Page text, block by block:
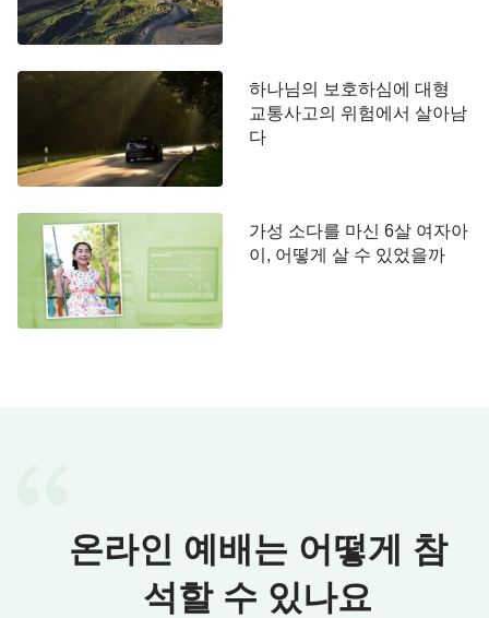
견디지 못해 결국 암세포가 퍼져 죽었다고 했습니다.
그런 말을 들으니 걱정이 되어 ‘나는 체구도 작은 편
인데, 정말로 다른 환자가 말한 것처럼 그렇게 되면
과연 버텨낼 수 있을까?’라고 생각했습니다. 순간 그
녀의 마음은 걱정과 두려움으로 가득찼습니다.
이 생각났습니다. 당시에 욥은 모든 재산과 자녀를
잃었고 온몸에 악창이 나서 큰 고통과 시련을 받았습
니다. 하지만 욥은 여호와 하나님을 원망하지 않았고
한결같이 하나님에 대한 믿음을 굳게 지켰으며 여호
사탄은 감히 하나님의 뜻을 어길 수 없었던 것입니
다. 여기에서 우리는 사람의 목숨은 하나님 손에 달
려 있고 하나님께서 모든 것을 주관하신다는 것을 알
하나님의 보호하심에 대형
교통사고의 위험에서 살아남
다
가성 소다를 마신 6살 여자아
이, 어떻게 살 수 있었을까
온라인 예배는 어떻게 참
석할 수 있나요